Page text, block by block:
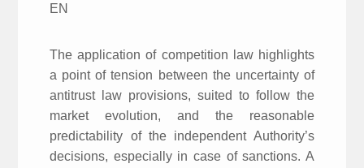
EN
The application of competition law highlights
a point of tension between the uncertainty of
antitrust law provisions, suited to follow the
market evolution, and the reasonable
predictability of the independent Authority’s
decisions, especially in case of sanctions. A